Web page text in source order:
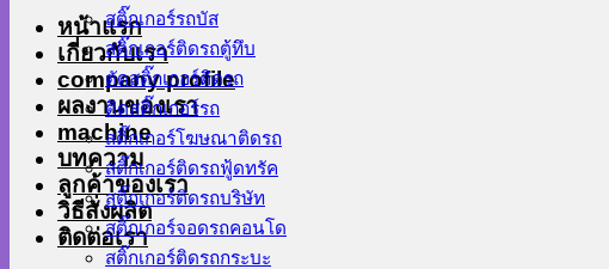
หน้าแรก
เกี่ยวกับเรา
company profile
ผลงานของเรา
machine
บทความ
ลูกค้าของเรา
วิธีสั่งผลิต
ติดต่อเรา
สติ๊กเกอร์รถบัส
สติ๊กเกอร์ติดรถตู้ทึบ
ตัดสติ๊กเกอร์ติดรถ
ติดสติ๊กเกอร์รถ
สติ๊กเกอร์โฆษณาติดรถ
สติ๊กเกอร์ติดรถฟู้ดทรัค
สติ๊กเกอร์ติดรถบริษัท
สติ๊กเกอร์จอดรถคอนโด
สติ๊กเกอร์ติดรถกระบะ